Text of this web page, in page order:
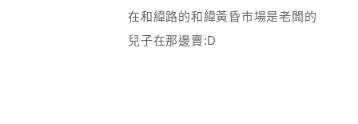
在和緯路的和緯黃昏市場是老闆的
兒子在那邊賣:D